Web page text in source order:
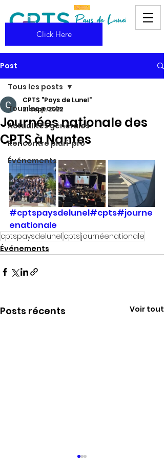
Click Here
Post
Tous les posts
Actualités générales
Rencontre pluri-pro
Événements
Tous les posts
Journées nationale des
CPTS à Nantes
CPTS "Pays de Lunel"
21 sept. 2022
#cptspaysdelunel#cpts#journe
enationale
cptspaysdelunel cpts journéenationale
Événements
Posts récents Voir tout